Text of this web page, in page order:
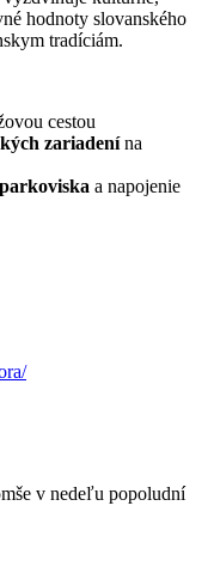
hodnoty slovanského
tradíciám.
cestou
zariadenína
a napojenie
v nedeľu popoludní